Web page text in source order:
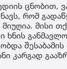
ცნობით,
რომ
მისი
ხნის
კარგად